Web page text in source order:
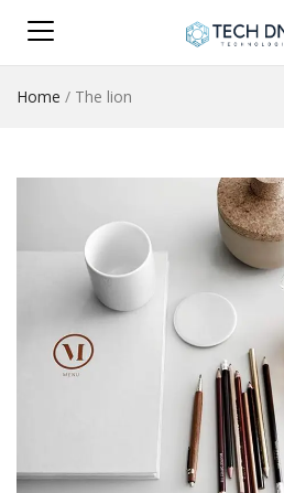
Home / The lion